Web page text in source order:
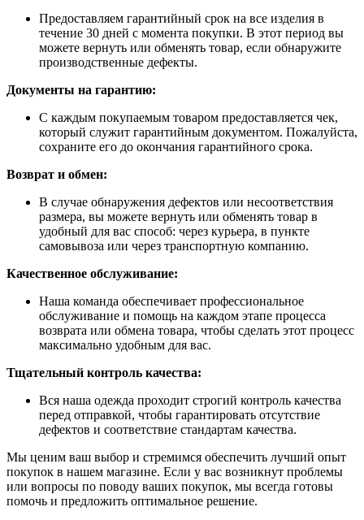
Предоставляем гарантийный срок на все изделия в
течение 30 дней с момента покупки. В этот период вы
можете вернуть или обменять товар, если обнаружите
производственные дефекты.
Документы на гарантию:
С каждым покупаемым товаром предоставляется чек,
который служит гарантийным документом. Пожалуйста,
сохраните его до окончания гарантийного срока.
Возврат и обмен:
В случае обнаружения дефектов или несоответствия
размера, вы можете вернуть или обменять товар в
удобный для вас способ: через курьера, в пункте
самовывоза или через транспортную компанию.
Качественное обслуживание:
Наша команда обеспечивает профессиональное
обслуживание и помощь на каждом этапе процесса
возврата или обмена товара, чтобы сделать этот процесс
максимально удобным для вас.
Тщательный контроль качества:
Вся наша одежда проходит строгий контроль качества
перед отправкой, чтобы гарантировать отсутствие
дефектов и соответствие стандартам качества.
Мы ценим ваш выбор и стремимся обеспечить лучший опыт
покупок в нашем магазине. Если у вас возникнут проблемы
или вопросы по поводу ваших покупок, мы всегда готовы
помочь и предложить оптимальное решение.